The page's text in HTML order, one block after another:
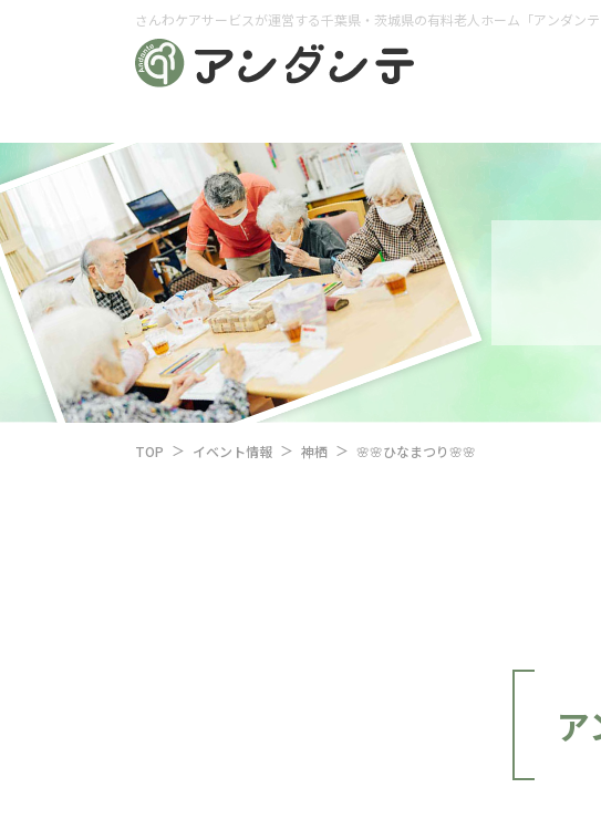
さんわケアサービスが運営する千葉県・茨城県の有料老人ホーム「アンダン
TOP イベント情報 神栖 🌸🌸ひなまつり🌸🌸